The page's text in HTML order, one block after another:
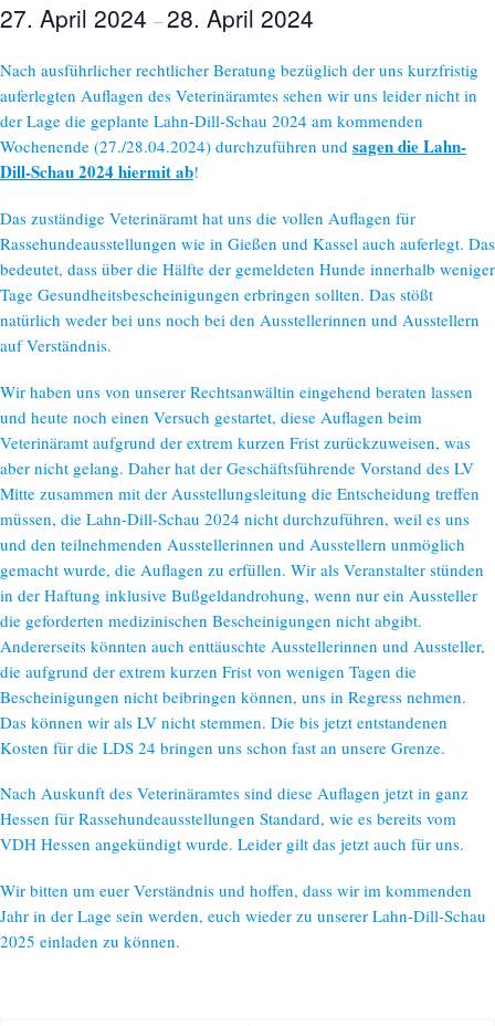
27. April 2024 –28. April 2024
Nach ausführlicher rechtlicher Beratung bezüglich der uns kurzfristig
auferlegten Auflagen des Veterinäramtes sehen wir uns leider nicht in
der Lage die geplante Lahn-Dill-Schau 2024 am kommenden
Wochenende (27./28.04.2024) durchzuführen und sagen die Lahn-
Dill-Schau 2024 hiermit ab!
Das zuständige Veterinäramt hat uns die vollen Auflagen für
Rassehundeausstellungen wie in Gießen und Kassel auch auferlegt. Das
bedeutet, dass über die Hälfte der gemeldeten Hunde innerhalb weniger
Tage Gesundheitsbescheinigungen erbringen sollten. Das stößt
natürlich weder bei uns noch bei den Ausstellerinnen und Ausstellern
auf Verständnis.
Wir haben uns von unserer Rechtsanwältin eingehend beraten lassen
und heute noch einen Versuch gestartet, diese Auflagen beim
Veterinäramt aufgrund der extrem kurzen Frist zurückzuweisen, was
aber nicht gelang. Daher hat der Geschäftsführende Vorstand des LV
Mitte zusammen mit der Ausstellungsleitung die Entscheidung treffen
müssen, die Lahn-Dill-Schau 2024 nicht durchzuführen, weil es uns
und den teilnehmenden Ausstellerinnen und Ausstellern unmöglich
gemacht wurde, die Auflagen zu erfüllen. Wir als Veranstalter stünden
in der Haftung inklusive Bußgeldandrohung, wenn nur ein Aussteller
die geforderten medizinischen Bescheinigungen nicht abgibt.
Andererseits könnten auch enttäuschte Ausstellerinnen und Aussteller,
die aufgrund der extrem kurzen Frist von wenigen Tagen die
Bescheinigungen nicht beibringen können, uns in Regress nehmen.
Das können wir als LV nicht stemmen. Die bis jetzt entstandenen
Kosten für die LDS 24 bringen uns schon fast an unsere Grenze.
Nach Auskunft des Veterinäramtes sind diese Auflagen jetzt in ganz
Hessen für Rassehundeausstellungen Standard, wie es bereits vom
VDH Hessen angekündigt wurde. Leider gilt das jetzt auch für uns.
Wir bitten um euer Verständnis und hoffen, dass wir im kommenden
Jahr in der Lage sein werden, euch wieder zu unserer Lahn-Dill-Schau
2025 einladen zu können.